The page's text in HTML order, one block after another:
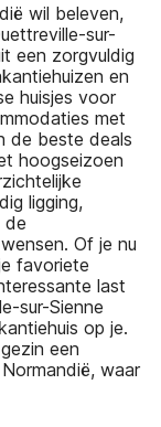
wil beleven,
sur-
een zorgvuldig
en
huisjes voor
met
de beste deals
hoogseizoen
ligging,
de
Of je nu
favoriete
last
sur-Sienne
op je.
een
waar